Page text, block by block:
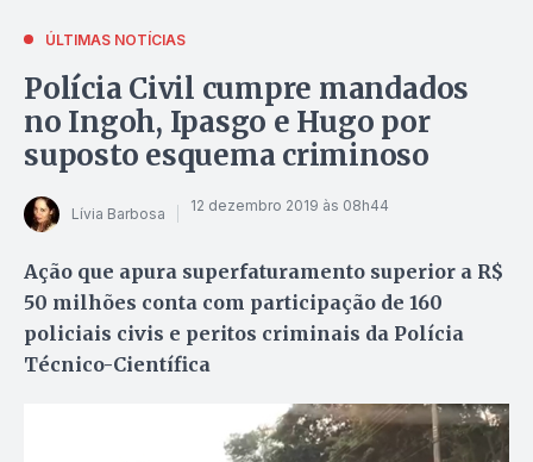
ÚLTIMAS NOTÍCIAS
Polícia Civil cumpre mandados
no Ingoh, Ipasgo e Hugo por
suposto esquema criminoso
Lívia Barbosa 12 dezembro 2019 às 08h44
Ação que apura superfaturamento superior a R$
50 milhões conta com participação de 160
policiais civis e peritos criminais da Polícia
Técnico-Científica